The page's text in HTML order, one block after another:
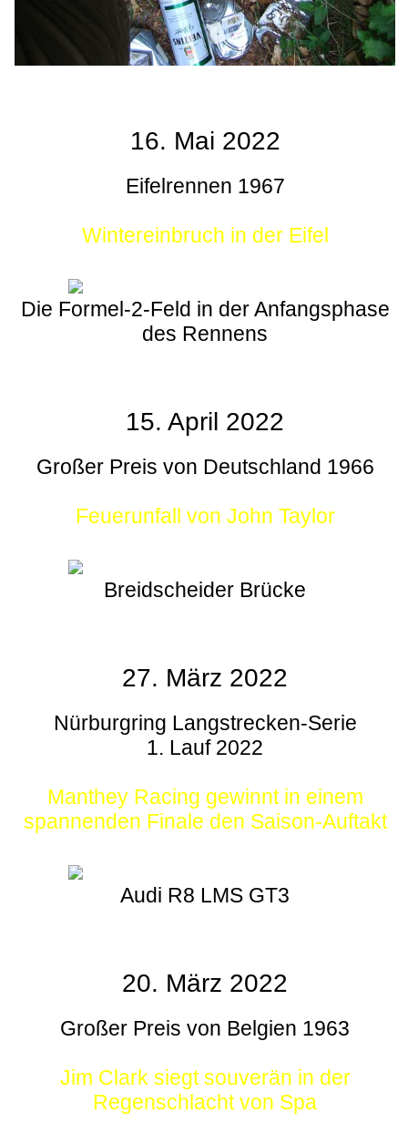
16. Mai 2022
Eifelrennen 1967
Wintereinbruch in der Eifel
Die Formel-2-Feld in der Anfangsphase
des Rennens
15. April 2022
Großer Preis von Deutschland 1966
Feuerunfall von John Taylor
Breidscheider Brücke
27. März 2022
Nürburgring Langstrecken-Serie
1. Lauf 2022
Manthey Racing gewinnt in einem
spannenden Finale den Saison-Auftakt
Audi R8 LMS GT3
20. März 2022
Großer Preis von Belgien 1963
Jim Clark siegt souverän in der
Regenschlacht von Spa